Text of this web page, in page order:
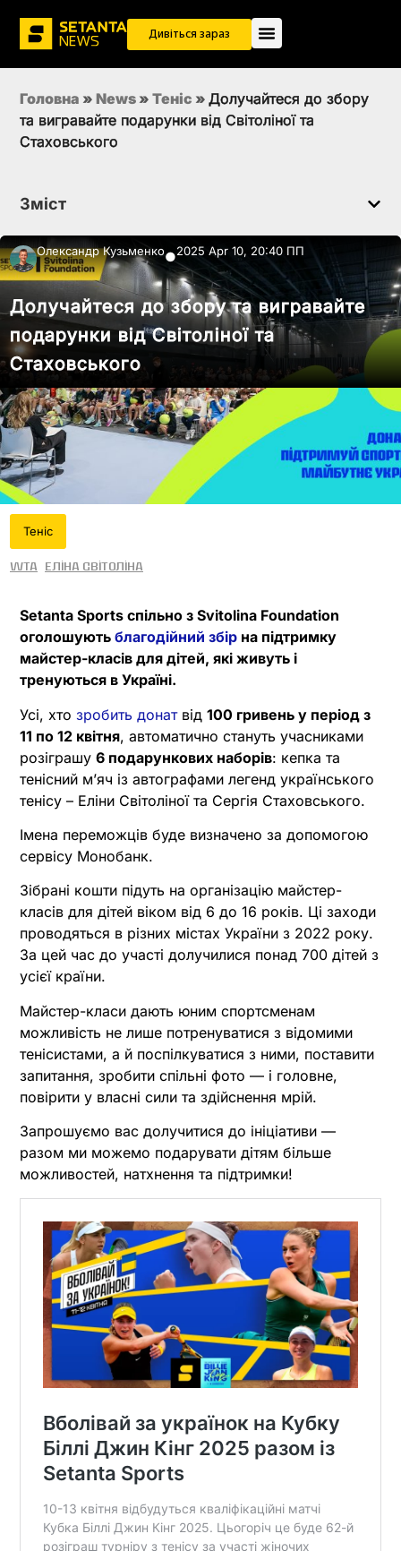
Дивіться зараз
Головна » News » Теніс » Долучайтеся до збору
та вигравайте подарунки від Світоліної та
Стаховського
Зміст
Олександр Кузьменко●2025 Apr 10, 20:40 ПП
Долучайтеся до збору та вигравайте
подарунки від Світоліної та
Стаховського
Теніс
WTA Еліна Світоліна
Setanta Sports спільно з Svitolina Foundation
оголошують благодійний збір на підтримку
майстер-класів для дітей, які живуть і
тренуються в Україні.
Усі, хто зробить донатвід 100 гривень у період з
11 по 12 квітня, автоматично стануть учасниками
розіграшу 6 подарункових наборів: кепка та
тенісний мʼяч із автографами легенд українського
тенісу – Еліни Світоліної та Сергія Стаховського.
Імена переможців буде визначено за допомогою
сервісу Монобанк.
Зібрані кошти підуть на організацію майстер-
класів для дітей віком від 6 до 16 років. Ці заходи
проводяться в різних містах України з 2022 року.
За цей час до участі долучилися понад 700 дітей з
усієї країни.
Майстер-класи дають юним спортсменам
можливість не лише потренуватися з відомими
тенісистами, а й поспілкуватися з ними, поставити
запитання, зробити спільні фото — і головне,
повірити у власні сили та здійснення мрій.
Запрошуємо вас долучитися до ініціативи —
разом ми можемо подарувати дітям більше
можливостей, натхнення та підтримки!